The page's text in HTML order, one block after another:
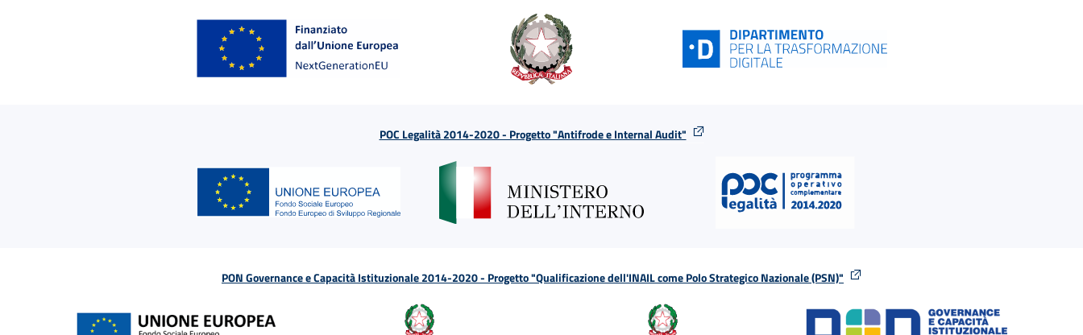
POC Legalità 2014-2020 - Progetto "Antifrode e Internal Audit"
PON Governance e Capacità Istituzionale 2014-2020 - Progetto "Qualificazione dell'INAIL come Polo Strategico Nazionale (PSN)"